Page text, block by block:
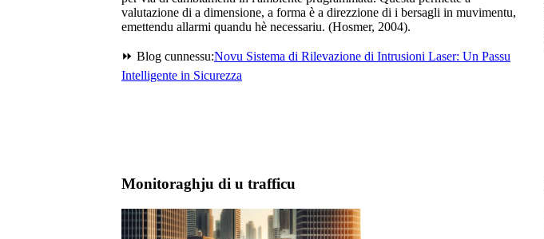
valutazione di a dimensione, a forma è a direzzione di i bersagli in muvimentu,
emettendu allarmi quandu hè necessariu. (Hosmer, 2004).
⏩ Blog cunnessu:Novu Sistema di Rilevazione di Intrusioni Laser: Un Passu
Intelligente in Sicurezza
Monitoraghju di u trafficu